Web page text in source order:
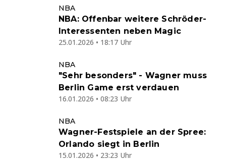
NBA
NBA: Offenbar weitere Schröder-
Interessenten neben Magic
25.01.2026 • 18:17 Uhr
NBA
"Sehr besonders" - Wagner muss
Berlin Game erst verdauen
16.01.2026 • 08:23 Uhr
NBA
Wagner-Festspiele an der Spree:
Orlando siegt in Berlin
15.01.2026 • 23:23 Uhr